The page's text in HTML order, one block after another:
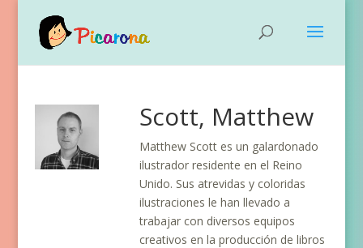
Scott, Matthew
Matthew Scott es un galardonado
ilustrador residente en el Reino
Unido. Sus atrevidas y coloridas
ilustraciones le han llevado a
trabajar con diversos equipos
creativos en la producción de libros